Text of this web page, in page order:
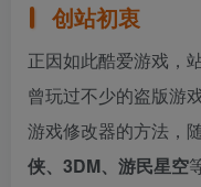
创站初衷
正因如此酷爱游戏，
曾玩过不少的盗版游
游戏修改器的方法，
侠、3DM、游民星空